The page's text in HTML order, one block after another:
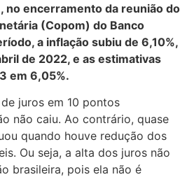
encerramento da reunião do
(Copom) do Banco
a inflação subiu de 6,10%,
de 2022, e as estimativas
em 6,05%.
juros em 10 pontos
não caiu. Ao contrário, quase
quando houve redução dos
Ou seja, a alta dos juros não
brasileira, pois ela não é